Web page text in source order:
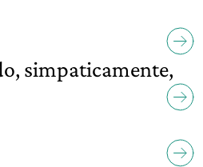
simpaticamente,